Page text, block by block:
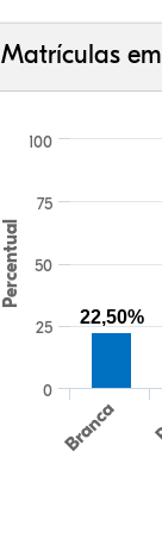
Matrículas
Percentual
Branca
0
100
25
50
75
22,50%